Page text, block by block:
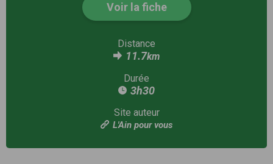
Voir la fiche
Distance
11.7km
Durée
3h30
Site auteur
L'Ain pour vous